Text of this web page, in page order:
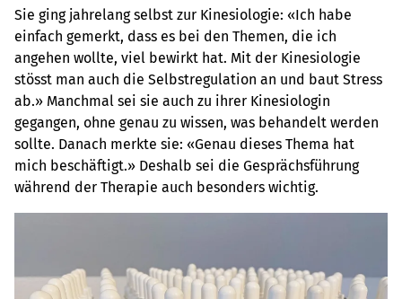
Sie ging jahrelang selbst zur Kinesiologie: «Ich habe
einfach gemerkt, dass es bei den Themen, die ich
angehen wollte, viel bewirkt hat. Mit der Kinesiologie
stösst man auch die Selbstregulation an und baut Stress
ab.» Manchmal sei sie auch zu ihrer Kinesiologin
gegangen, ohne genau zu wissen, was behandelt werden
sollte. Danach merkte sie: «Genau dieses Thema hat
mich beschäftigt.» Deshalb sei die Gesprächsführung
während der Therapie auch besonders wichtig.